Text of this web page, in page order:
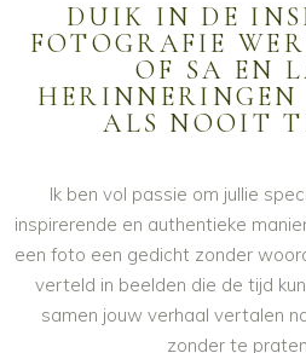
DUIK IN DE
FOTOGRAFIE
OF SA EN
ALS NOOIT
Ik ben vol passie om jullie
inspirerende en authentieke
een foto een gedicht zonder
verteld in beelden die de tijd
samen jouw verhaal vertalen
zonder te